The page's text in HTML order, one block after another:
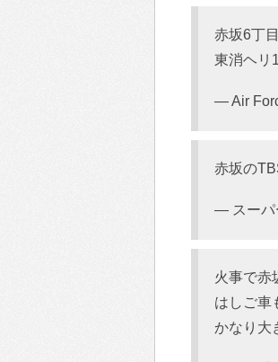
赤坂6丁
東消ヘリ
— Air
赤坂の
— スーパ
火事で赤
はしご車
かなり大